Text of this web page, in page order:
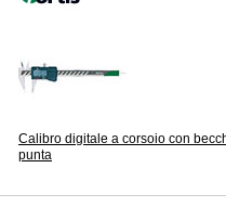
Calibro digitale a corsoio con
punta